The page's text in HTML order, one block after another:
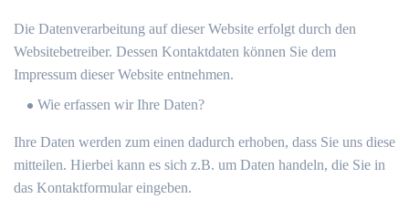
Die Datenverarbeitung auf dieser Website erfolgt durch den
Websitebetreiber. Dessen Kontaktdaten können Sie dem
Impressum dieser Website entnehmen.
Wie erfassen wir Ihre Daten?
Ihre Daten werden zum einen dadurch erhoben, dass Sie uns diese
mitteilen. Hierbei kann es sich z.B. um Daten handeln, die Sie in
das Kontaktformular eingeben.